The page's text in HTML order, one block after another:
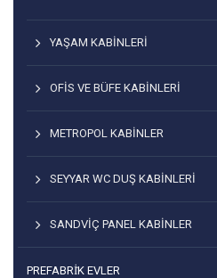
YAŞAM KABINLERI
OFIS VE BÜFE KABINLERI
METROPOL KABINLER
SEYYAR WC DUŞ KABINLERI
SANDVIÇ PANEL KABINLER
PREFABRİK EVLER